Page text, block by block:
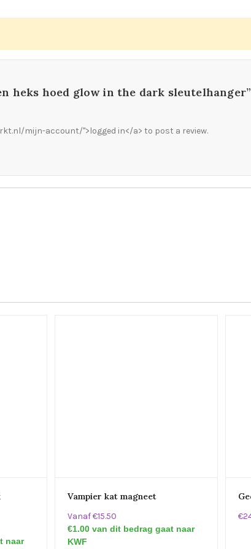
heks hoed glow in the dark sleutelhanger”
mijn-account/">logged in</a> to post a review.
naar
Vampier kat magneet
Vanaf €15.50
€1.00 van dit bedrag gaat naar
KWF